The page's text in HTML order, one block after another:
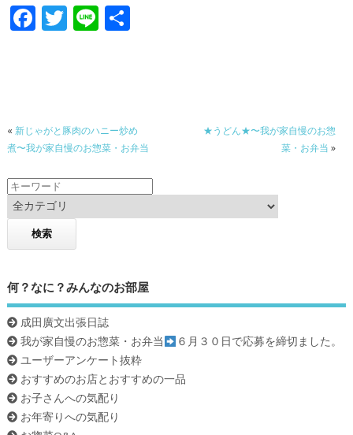
F
o
o
k
T Li 共
« 新じゃがと豚肉のハニー炒め
煮〜我が家自慢のお惣菜・お弁当
★うどん★〜我が家自慢のお惣
菜・お弁当 »
何？なに？みんなのお部屋
成田廣文出張日誌
我が家自慢のお惣菜・お弁当
６月３０日で応募を締切ました。
ユーザーアンケート抜粋
おすすめのお店とおすすめの一品
お子さんへの気配り
お年寄りへの気配り